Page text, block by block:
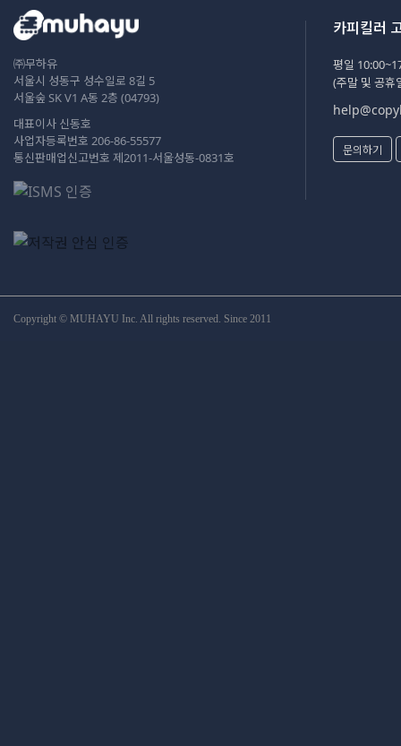
㈜무하유
서울시 성동구 성수일로 8길 5
서울숲 SK V1 A동 2층 (04793)
대표이사 신동호
사업자등록번호 206-86-55577
통신판매업신고번호 제2011-서울성동-0831호
카피킬러
평일
(주말 및 공휴
문의하기
Copyright © MUHAYU Inc. All rights reserved. Since 2011